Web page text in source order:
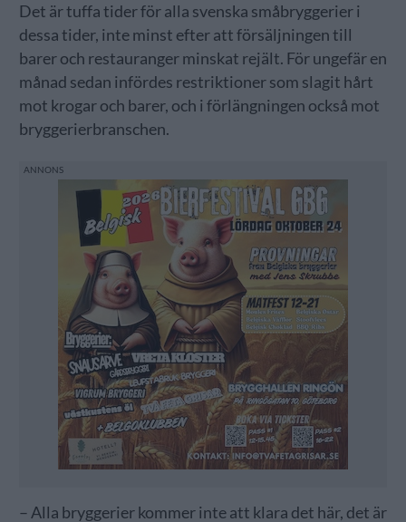
Det är tuffa tider för alla svenska småbryggerier i
dessa tider, inte minst efter att försäljningen till
barer och restauranger minskat rejält. För ungefär en
månad sedan infördes restriktioner som slagit hårt
mot krogar och barer, och i förlängningen också mot
bryggerierbranschen.
– Alla bryggerier kommer inte att klara det här, det är